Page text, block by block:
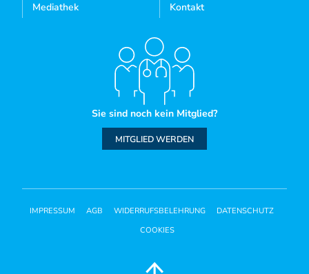
Mediathek
Kontakt
Sie sind noch kein Mitglied?
MITGLIED WERDEN
IMPRESSUM AGB WIDERRUFSBELEHRUNG
DATENSCHUTZ
COOKIES